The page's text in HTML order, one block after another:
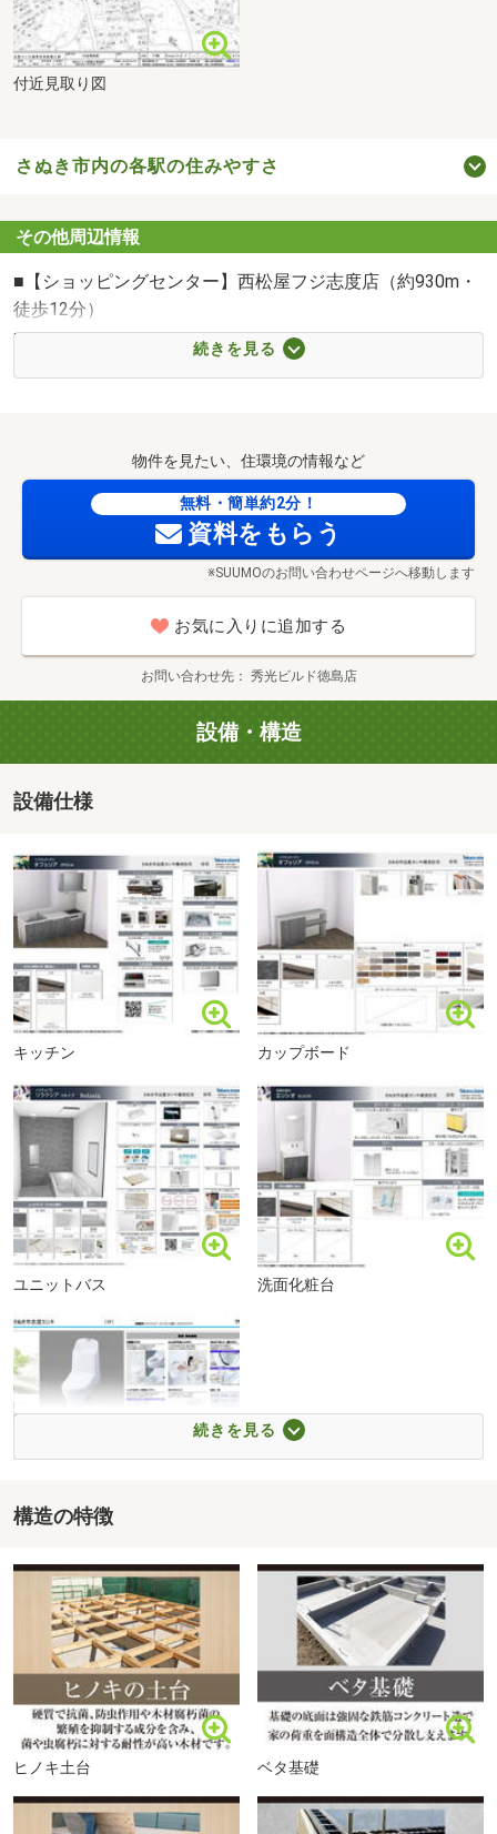
付近見取り図
さぬき市内の各駅の住みやすさ
その他周辺情報
■【ショッピングセンター】西松屋フジ志度店（約930m・
徒歩12分）
■【ショッピングセンター】ファッションセンターしまむ
ら志度店（約1068m・徒歩14分）
■【スーパー】コープ志度（約642m・徒歩9分）
■【スーパー】マルナカ志度店（約833m・徒歩11分）
■【スーパー】フジ志度店（約1073m・徒歩14分）
■【コンビニ】セブンイレブンさぬき志度小坂店（約
222m・徒歩3分）
■【コンビニ】ファミリーマートさぬき志度店（約395m・
■【ドラッグストア】くすりのレデイ志度店（約993m・徒
■【ホームセンター】エディオンさぬき志度店（約934m・
続きを見る
物件を見たい、住環境の情報など
無料・簡単約2分！
資料をもらう
※SUUMOのお問い合わせページへ移動します
お気に入りに追加する
お問い合わせ先 秀光ビルド徳島店
設備・構造
設備仕様
キッチン カップボード
ユニットバス 洗面化粧台
トイレ
続きを見る
構造の特徴
ヒノキ土台 ベタ基礎